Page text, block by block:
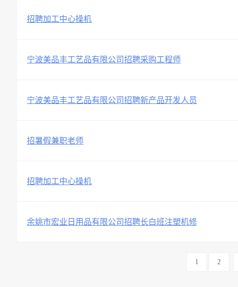
招聘加工中心操机
宁波美品丰工艺品有限公司招聘采购工程师
宁波美品丰工艺品有限公司招聘新产品开发人员
招暑假兼职老师
招聘加工中心操机
余姚市宏业日用品有限公司招聘长白班注塑机修
1 2